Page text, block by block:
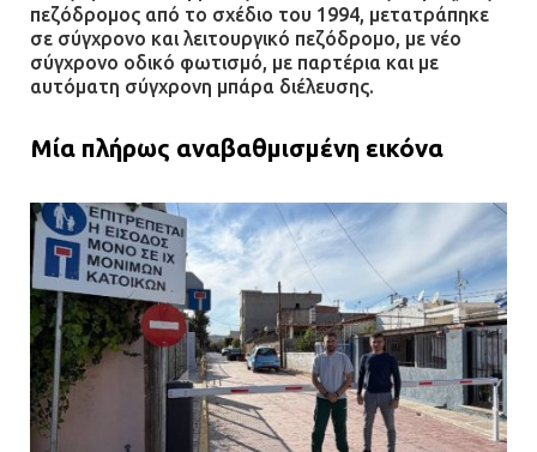
πεζόδρομος από το σχέδιο του 1994, μετατράπηκε
σε σύγχρονο και λειτουργικό πεζόδρομο, με νέο
σύγχρονο οδικό φωτισμό, με παρτέρια και με
αυτόματη σύγχρονη μπάρα διέλευσης.
Μία πλήρως αναβαθμισμένη εικόνα